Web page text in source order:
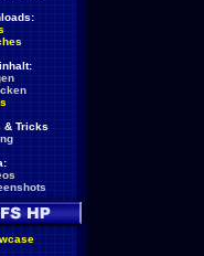
& Tricks